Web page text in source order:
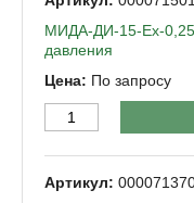
МИДА-ДИ-15-Ех-
давления
По запросу